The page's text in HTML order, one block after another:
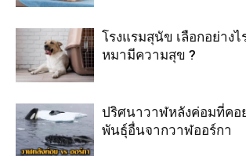
โรงแรมสุนัข เลือกอย่าง
หมามีความสุข ?
ปริศนาวาฬหลังค่อมที่คอ
พันธุ์อื่นจากวาฬออร์กา